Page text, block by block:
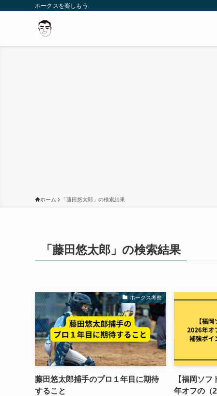
ホークスを楽しもう
ホーム 「藤田悠太郎」の検索結果
「藤田悠太郎」の検索結果
ホークス考察
藤田悠太郎捕手のプロ１年目に期待
すること
【福岡ソ
年オフの（